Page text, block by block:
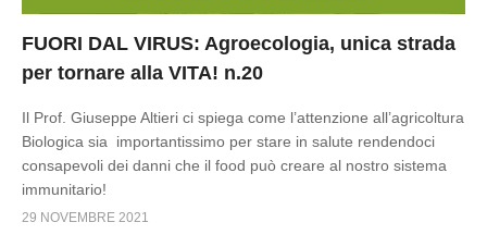
FUORI DAL VIRUS: Agroecologia, unica strada
per tornare alla VITA! n.20
Il Prof. Giuseppe Altieri ci spiega come l’attenzione all’agricoltura
Biologica sia importantissimo per stare in salute rendendoci
consapevoli dei danni che il food può creare al nostro sistema
immunitario!
29 NOVEMBRE 2021